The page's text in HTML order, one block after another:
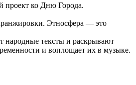
проект ко Дню Города.
Этносфера — это
народные тексты и раскрывают
и воплощает их в музыке.